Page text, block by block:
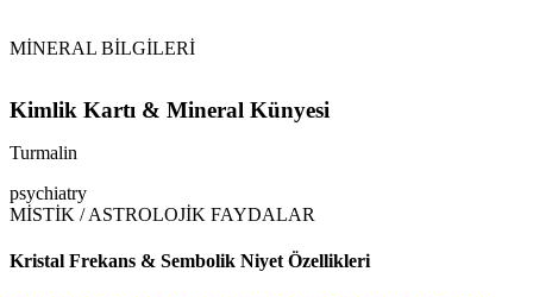
MİNERAL BİLGİLERİ
Kimlik Kartı & Mineral Künyesi
Turmalin
psychiatry
MİSTİK / ASTROLOJİK FAYDALAR
Kristal Frekans & Sembolik Niyet Özellikleri